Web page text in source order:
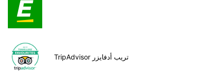
TripAdvisor تريب أدفايزر